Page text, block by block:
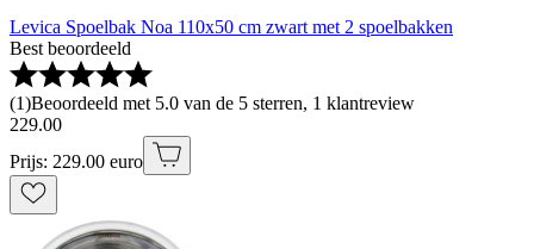
Levica Spoelbak Noa 110x50 cm zwart met 2 spoelbakken
Best beoordeeld
(1)Beoordeeld met 5.0 van de 5 sterren, 1 klantreview
229.00
Prijs: 229.00 euro